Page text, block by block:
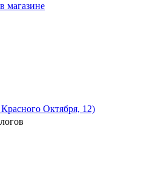
магазине
Октября, 12)